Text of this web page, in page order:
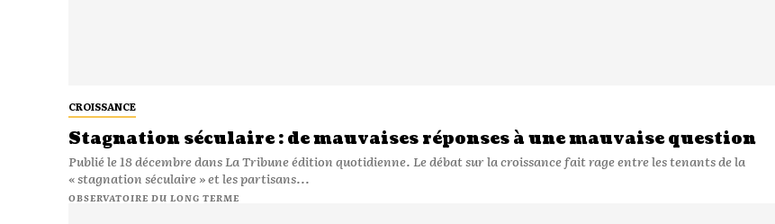
CROISSANCE
Stagnation séculaire : de mauvaises réponses à une mauvaise question
Publié le 18 décembre dans La Tribune édition quotidienne. Le débat sur la croissance fait rage entre les tenants de la
« stagnation séculaire » et les partisans...
OBSERVATOIRE DU LONG TERME